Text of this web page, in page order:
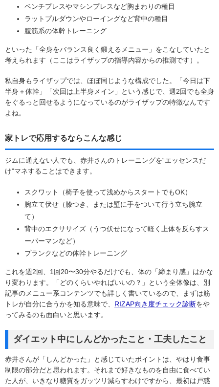
ベンチプレスやマシンプレスなど胸まわりの種目
ラットプルダウンやローイングなど背中の種目
腹筋系の体幹トレーニング
といった「全身をバランス良く鍛えるメニュー」をこなしていたと
考えられます（ここはライザップの指導内容からの推測です）。
私自身もライザップでは、ほぼ同じような構成でした。「今日は下
半身＋体幹」「次回は上半身メイン」という感じで、週2回でも全身
をぐるっと回せるようになっているのがライザップの特徴なんです
よね。
家トレで応用するならこんな感じ
ジムに通えない人でも、赤井さんのトレーニングを“エッセンスだ
け”マネすることはできます。
スクワット（椅子を使って浅めからスタートでもOK）
腕立て伏せ（膝つき、または壁に手をついて行う立ち腕立
て）
背中のエクササイズ（うつ伏せになって軽く上体を反らすス
ーパーマンなど）
プランクなどの体幹トレーニング
これを週2回、1回20〜30分やるだけでも、体の「締まり感」はかな
り変わります。「どのくらいやればいいの？」という全体像は、別
記事のメニュー系コンテンツでも詳しく書いているので、まずは筋
トレが自分に合うかを知る意味で、 RIZAP向き度チェック診断をや
ってみるのも面白いと思います。
ダイエット中にしんどかったこと・工夫したこと
赤井さんが「しんどかった」と感じていたポイントは、やはり食事
制限の部分だと思われます。それまで好きなものを自由に食べてい
た人が、いきなり糖質をガッツリ減らすわけですから、最初は戸惑